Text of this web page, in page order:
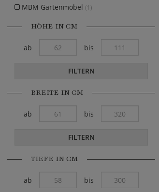
MBM Gartenmöbel (1)
HÖHE IN CM
ab bis
FILTERN
BREITE IN CM
ab bis
FILTERN
TIEFE IN CM
ab bis